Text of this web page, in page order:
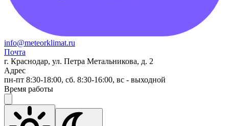
info@meteorklimat.ru
Почта
г. Краснодар, ул. Петра Метальникова, д. 2
Адрес
пн-пт 8:30-18:00, сб. 8:30-16:00, вс - выходной
Время работы